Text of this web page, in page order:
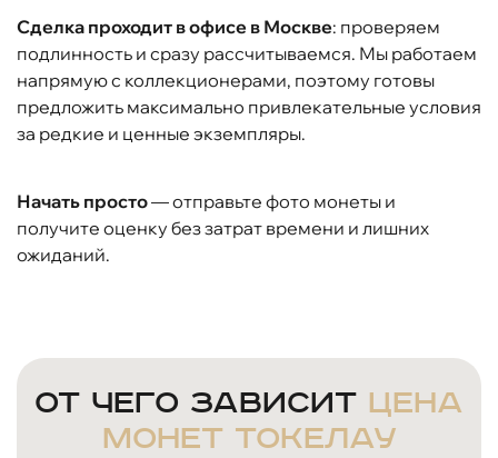
Сделка проходит в офисе в Москве: проверяем
подлинность и сразу рассчитываемся. Мы работаем
напрямую с коллекционерами, поэтому готовы
предложить максимально привлекательные условия
за редкие и ценные экземпляры.
Начать просто— отправьте фото монеты и
получите оценку без затрат времени и лишних
ожиданий.
От чего зависит цена
монет Токелау